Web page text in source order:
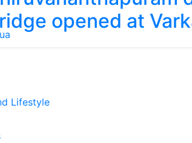
Lifestyle
opened at